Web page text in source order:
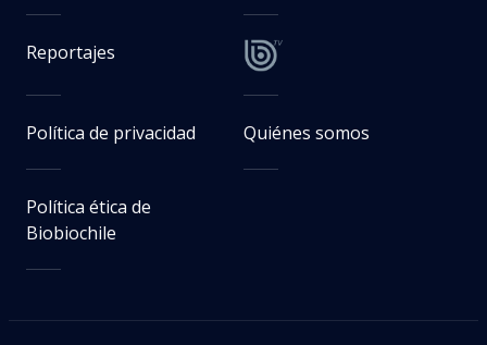
Reportajes
Política de privacidad Quiénes somos
Política ética de
Biobiochile